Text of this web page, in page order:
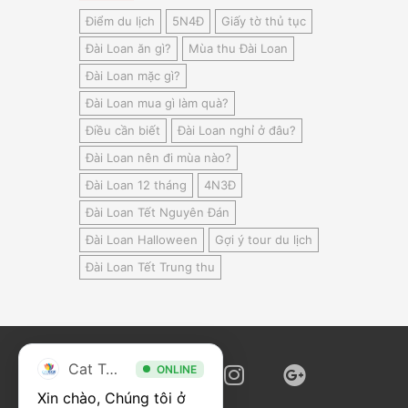
Điểm du lịch 5N4Đ
Giấy tờ thủ tục
Đài Loan ăn gì?
Mùa thu Đài Loan
Đài Loan mặc gì?
Đài Loan mua gì làm quà?
Điều cần biết
Đài Loan nghỉ ở đâu?
Đài Loan nên đi mùa nào?
Đài Loan 12 tháng
4N3Đ
Đài Loan Tết Nguyên Đán
Đài Loan Halloween
Gợi ý tour du lịch
Đài Loan Tết Trung thu
Cat Tour ONLINE
Xin chào, Chúng tôi ở